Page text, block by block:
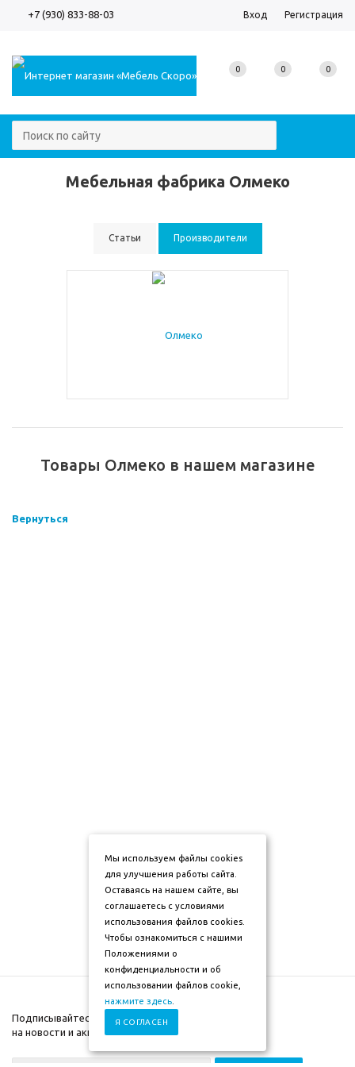
+7 (930) 833-88-03 Вход Регистрация
0 0 0
Мебельная фабрика Олмеко
Статьи Производители
Товары Олмеко в нашем магазине
Вернуться
Подписывайтесь
на новости и акции
Мы используем файлы cookies
для улучшения работы сайта.
Оставаясь на нашем сайте, вы
соглашаетесь с условиями
использования файлов cookies.
Чтобы ознакомиться с нашими
Положениями о
конфиденциальности и об
использовании файлов cookie,
нажмите здесь
Я СОГЛАСЕН